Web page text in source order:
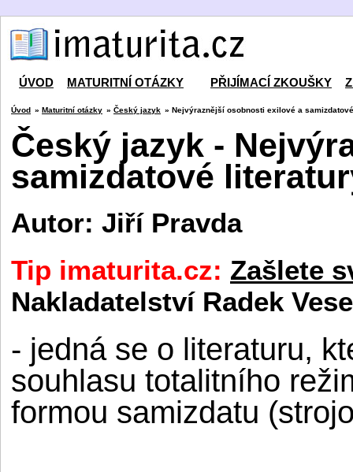
ÚVOD MATURITNÍ OTÁZKY PŘIJÍMACÍ ZKOUŠKY
Úvod » Maturitní otázky » Český jazyk » Nejvýraznější osobnosti exilové a
Český jazyk -
samizdatové
Autor: Jiří Pravda
Tip imaturita.cz: Zašlete
Nakladatelství Radek
- jedná se o literaturu,
souhlasu totalitního
formou samizdatu